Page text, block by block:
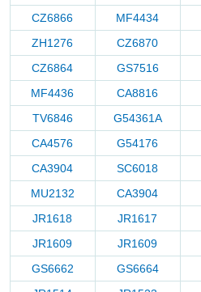
CZ6866
MF4434
ZH1276
CZ6870
CZ6864
GS7516
MF4436
CA8816
TV6846
G54361A
CA4576
G54176
CA3904
SC6018
MU2132
CA3904
JR1618
JR1617
JR1609
JR1609
GS6662
GS6664